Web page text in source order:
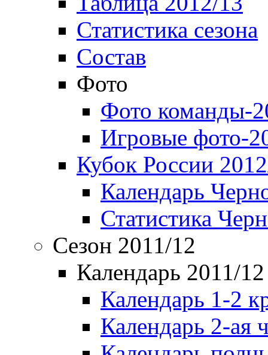
Статистика сезона
Состав
Фото
Фото команды-
Игровые фото-
Кубок России
Календарь
Статистика
Сезон 2011/12
Календарь 2011/12
Календарь 1-2
Календарь 2-ая